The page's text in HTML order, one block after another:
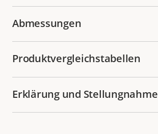
Abmessungen
Produktvergleichstabellen
Erklärung und Stellungnahme